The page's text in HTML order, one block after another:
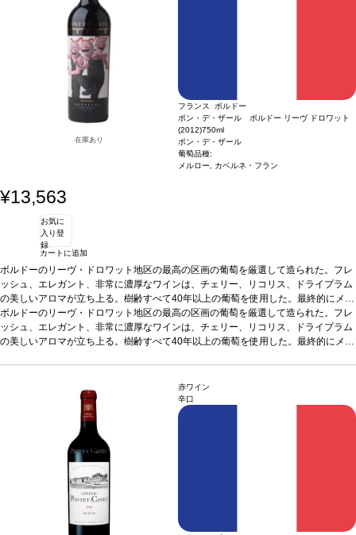
在庫あり
フランス ボルドー
ポン・デ・ザール ボルドー リーヴ ドロワット
(2012)750ml
ポン・デ・ザール
葡萄品種:
メルロー, カベルネ・フラン
¥13,563
お気に
入り登
録
カートに追加
ボルドーのリーヴ・ドロワット地区の最高の区画の葡萄を厳選して造られた。フレ
ッシュ、エレガント、非常に濃厚なワインは、チェリー、リコリス、ドライプラム
の美しいアロマが立ち上る。樹齢すべて40年以上の葡萄を使用した。最終的にメル
ロー88%とカベルネ･フラン12%のブレンドで仕上がった。
アーティストユエ ミンジュン (Yue Minjun) 中国北京を拠点に活動する現在美術の
中国人アーティスト。 彼の最も有名な作品は、オイルペインティングで、彼自身の
笑い顔をモチーフにしたもの。 彼の功績が評価され、2007年タイムマガジンのカ
ボルドーのリーヴ・ドロワット地区の最高の区画の葡萄を厳選して造られた。フレ
ッシュ、エレガント、非常に濃厚なワインは、チェリー、リコリス、ドライプラム
の美しいアロマが立ち上る。樹齢すべて40年以上の葡萄を使用した。最終的にメル
笑い顔をモチーフにしたもの。 彼の功績が評価され、2007年タイムマガジンのカ
バーストーリーで取り上げられた。
赤ワイン
辛口